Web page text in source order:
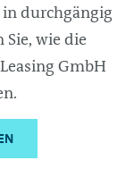
durchgängig
Sie, wie die
GmbH